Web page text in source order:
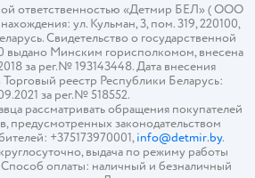
ответственностью «Детмир БЕЛ» ( ООО
ул. Кульман, 3, пом. 319, 220100,
Свидетельство о государственной
выдано Минским горисполкомом, внесена
за рег.№ 193143448. Дата внесения
Торговый реестр Республики Беларусь:
за рег.№ 518552.
рассматривать обращения покупателей
предусмотренных законодательством
+375173970001,info@detmir.by.
выдача по режиму работы
Способ оплаты: наличный и безналичный